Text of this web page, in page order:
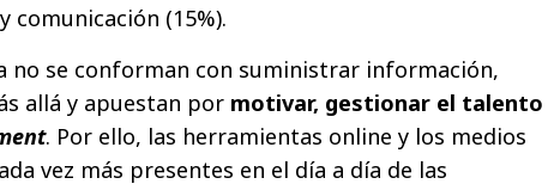
comunicación (15%).
no se conforman con suministrar información,
allá y apuestan por motivar, gestionar el talento
. Por ello, las herramientas online y los medios
vez más presentes en el día a día de las